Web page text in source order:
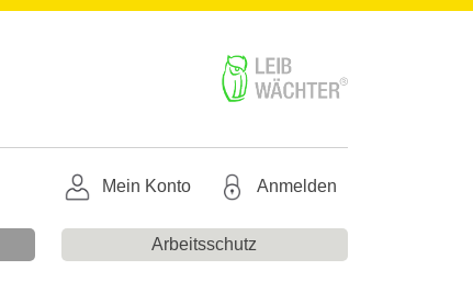
Mein Konto Anmelden
Arbeitsschutz